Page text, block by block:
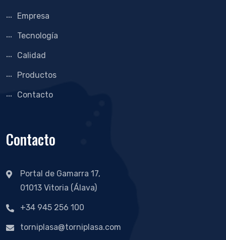
Empresa
Tecnología
Calidad
Productos
Contacto
Contacto
Portal de Gamarra 17,
01013 Vitoria (Álava)
+34 945 256 100
torniplasa@torniplasa.com